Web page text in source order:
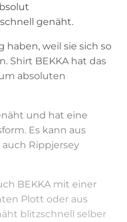
genäht.
haben, weil sie sich so
Shirt BEKKA hat das
absoluten
und hat eine
Es kann aus
auch Rippjersey
BEKKA mit einer
Plott oder aus
blitzschnell selber